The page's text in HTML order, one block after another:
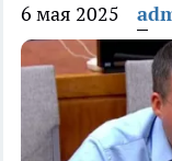
6 мая 2025